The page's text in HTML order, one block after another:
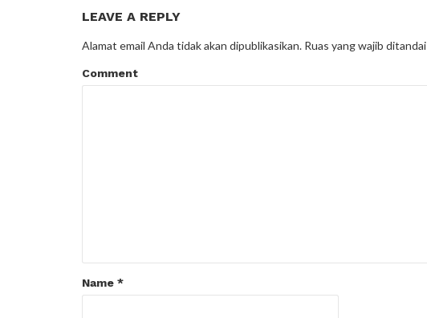
LEAVE A REPLY
Alamat email Anda tidak akan dipublikasikan. Ruas yang wajib ditandai
Comment
Name *